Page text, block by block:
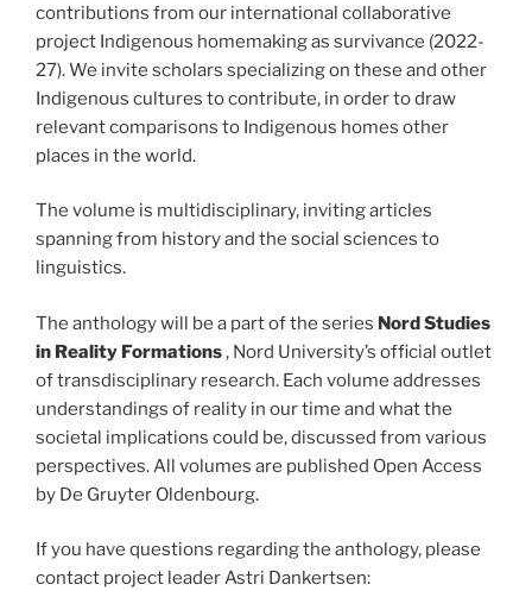
contributions from our international collaborative
project Indigenous homemaking as survivance (2022-
27). We invite scholars specializing on these and other
Indigenous cultures to contribute, in order to draw
relevant comparisons to Indigenous homes other
places in the world.
The volume is multidisciplinary, inviting articles
spanning from history and the social sciences to
linguistics.
The anthology will be a part of the series Nord Studies
in Reality Formations, Nord University’s official outlet
of transdisciplinary research. Each volume addresses
understandings of reality in our time and what the
societal implications could be, discussed from various
perspectives. All volumes are published Open Access
by De Gruyter Oldenbourg.
If you have questions regarding the anthology, please
contact project leader Astri Dankertsen: